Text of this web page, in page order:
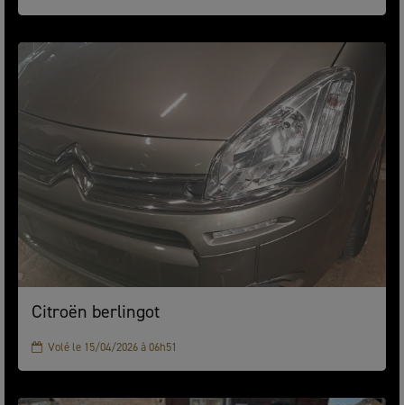
Citroën berlingot
Volé le 15/04/2026 à 06h51